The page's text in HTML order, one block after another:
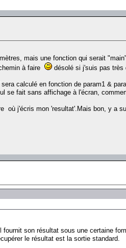
mais une fonction qui serait
à faire
désolé si j'suis pas très
calculé en fonction de param1 &
se fait sans affichage à l'écran,
où j'écris mon 'resultat'.Mais bon, y a
son résultat sous une certaine
le résultat est la sortie standard.